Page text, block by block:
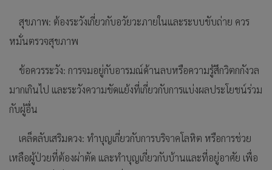
สุขภาพ: ต้องระวังเกี่ยวกับอวัยวะภายในและระบบขับถ่าย ควร
หมั่นตรวจสุขภาพ
ข้อควรระวัง: การจมอยู่กับอารมณ์ด้านลบหรือความรู้สึกวิตกกังวล
มากเกินไป และระวังความขัดแย้งที่เกี่ยวกับการแบ่งผลประโยชน์ร่วม
กับผู้อื่น
เคล็ดลับเสริมดวง: ทำบุญเกี่ยวกับการบริจาคโลหิต หรือการช่วย
เหลือผู้ป่วยที่ต้องผ่าตัด และทำบุญเกี่ยวกับบ้านและที่อยู่อาศัย เพื่อ